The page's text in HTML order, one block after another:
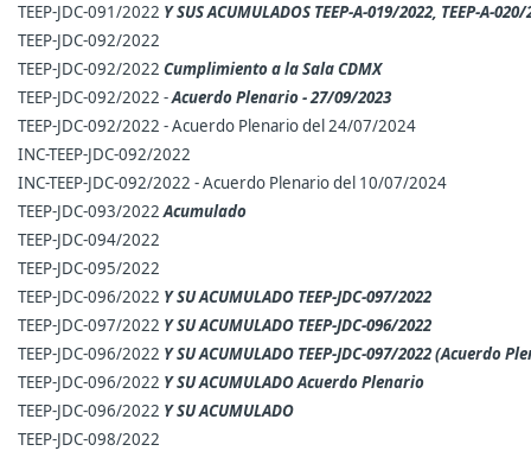
TEEP-JDC-091/2022 Y SUS ACUMULADOS TEEP-A-019/2022, TEEP-A-
TEEP-JDC-092/2022
TEEP-JDC-092/2022 Cumplimiento a la Sala CDMX
TEEP-JDC-092/2022 -Acuerdo Plenario - 27/09/2023
TEEP-JDC-092/2022 - Acuerdo Plenario del 24/07/2024
INC-TEEP-JDC-092/2022
INC-TEEP-JDC-092/2022 - Acuerdo Plenario del 10/07/2024
TEEP-JDC-093/2022Acumulado
TEEP-JDC-094/2022
TEEP-JDC-095/2022
TEEP-JDC-096/2022 Y SU ACUMULADO TEEP-JDC-097/2022
TEEP-JDC-097/2022 Y SU ACUMULADO TEEP-JDC-096/2022
TEEP-JDC-096/2022 Y SU ACUMULADO TEEP-JDC-097/2022 (Acuerdo
TEEP-JDC-096/2022 Y SU ACUMULADO Acuerdo Plenario
TEEP-JDC-096/2022 Y SU ACUMULADO
TEEP-JDC-098/2022